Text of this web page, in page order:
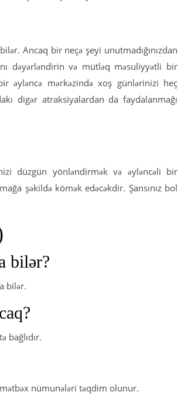
Ancaq bir neçə şeyi unutmadığınızdan
dəyərləndirin və mütləq məsuliyyətli bir
digər atraksiyalardan da faydalanmağı
düzgün yönləndirmək və əyləncəli bir
şəkildə kömək edəcəkdir. Şansınız bol
bilər?
bilər.
bağlıdır.
nümunələri təqdim olunur.